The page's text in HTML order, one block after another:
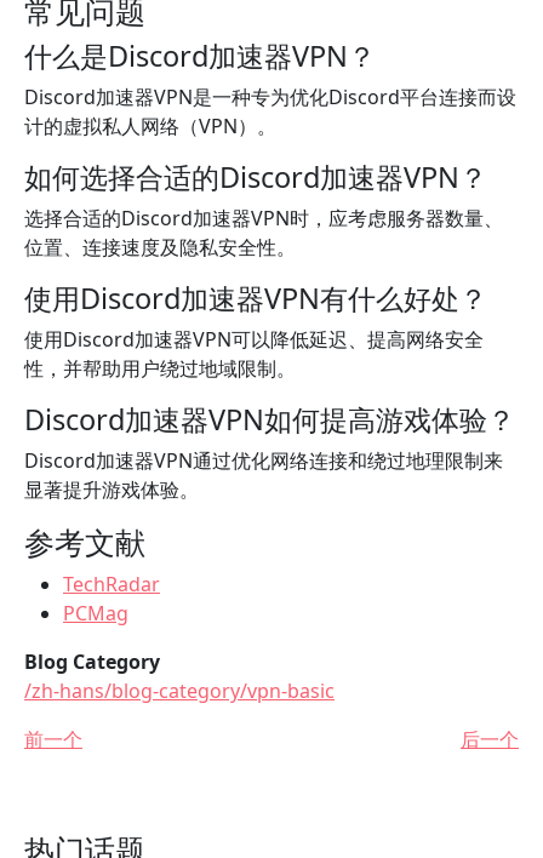
常见问题
什么是Discord加速器VPN？
Discord加速器VPN是一种专为优化Discord平台连接而设
计的虚拟私人网络（VPN）。
如何选择合适的Discord加速器VPN？
选择合适的Discord加速器VPN时，应考虑服务器数量、
位置、连接速度及隐私安全性。
使用Discord加速器VPN有什么好处？
使用Discord加速器VPN可以降低延迟、提高网络安全
性，并帮助用户绕过地域限制。
Discord加速器VPN如何提高游戏体验？
Discord加速器VPN通过优化网络连接和绕过地理限制来
显著提升游戏体验。
参考文献
TechRadar
PCMag
Blog Category
/zh-hans/blog-category/vpn-basic
前一个
后一个
热门话题